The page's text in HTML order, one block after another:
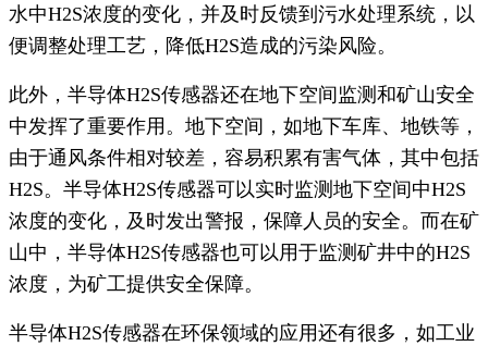
水中H2S浓度的变化，并及时反馈到污水处理系统，以
便调整处理工艺，降低H2S造成的污染风险。
此外，半导体H2S传感器还在地下空间监测和矿山安全
中发挥了重要作用。地下空间，如地下车库、地铁等，
由于通风条件相对较差，容易积累有害气体，其中包括
H2S。半导体H2S传感器可以实时监测地下空间中H2S
浓度的变化，及时发出警报，保障人员的安全。而在矿
山中，半导体H2S传感器也可以用于监测矿井中的H2S
浓度，为矿工提供安全保障。
半导体H2S传感器在环保领域的应用还有很多，如工业